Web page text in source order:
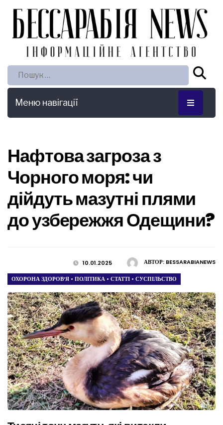
Пошук:
Меню навігації
Нафтова загроза з
Чорного моря: чи
дійдуть мазутні плями
до узбережжя Одещини?
АВТОР: BESSARABIANEWS
10.01.2025
ОХОРОНА ЗДОРОВ’Я • ПОЛІТИКА • СТАТТІ • СУСПІЛЬСТВО